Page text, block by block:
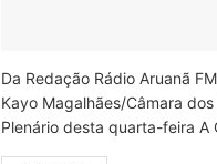
Da Redação Rádio Aruanã
Kayo Magalhães/Câmara
Plenário desta quarta-feira A